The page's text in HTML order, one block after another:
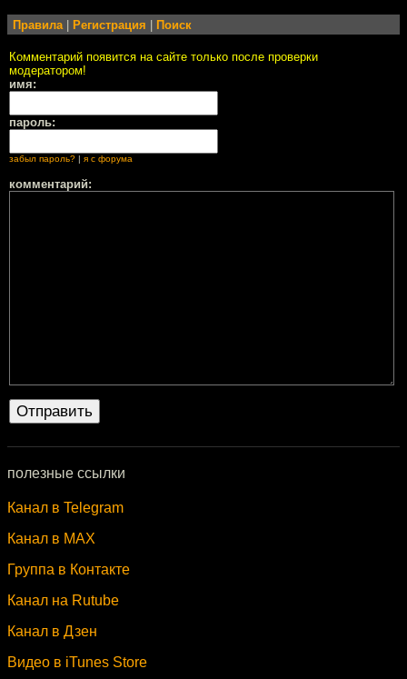
Правила| Регистрация Поиск
Комментарий появится на сайте только после проверки
модератором!
имя:
пароль:
забыл пароль? я с форума
комментарий:
полезные ссылки
Канал в Telegram
Канал в MAX
Группа в Контакте
Канал на Rutube
Канал в Дзен
Видео в iTunes Store